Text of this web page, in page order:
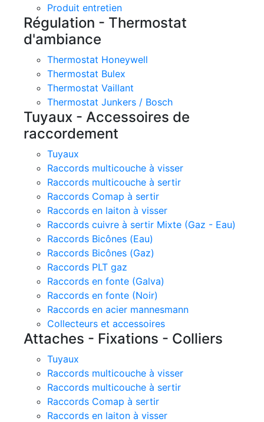
Produit entretien
Régulation - Thermostat
d'ambiance
Thermostat Honeywell
Thermostat Bulex
Thermostat Vaillant
Thermostat Junkers / Bosch
Tuyaux - Accessoires de
raccordement
Tuyaux
Raccords multicouche à visser
Raccords multicouche à sertir
Raccords Comap à sertir
Raccords en laiton à visser
Raccords cuivre à sertir Mixte (Gaz - Eau)
Raccords Bicônes (Eau)
Raccords Bicônes (Gaz)
Raccords PLT gaz
Raccords en fonte (Galva)
Raccords en fonte (Noir)
Raccords en acier mannesmann
Collecteurs et accessoires
Attaches - Fixations - Colliers
Tuyaux
Raccords multicouche à visser
Raccords multicouche à sertir
Raccords Comap à sertir
Raccords en laiton à visser